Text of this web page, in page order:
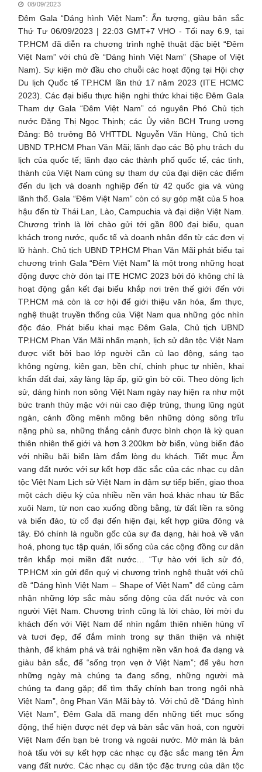
08/09/2023
Đêm Gala “Dáng hình Việt Nam”: Ấn tượng, giàu bản sắc
Thứ Tư 06/09/2023 | 22:03 GMT+7 VHO - Tối nay 6.9, tại
TP.HCM đã diễn ra chương trình nghệ thuật đặc biệt “Đêm
Việt Nam” với chủ đề “Dáng hình Việt Nam” (Shape of Việt
Nam). Sự kiện mở đầu cho chuỗi các hoạt động tại Hội chợ
Du lịch Quốc tế TP.HCM lần thứ 17 năm 2023 (ITE HCMC
2023). Các đại biểu thực hiện nghi thức khai tiệc Đêm Gala
Tham dự Gala “Đêm Việt Nam” có nguyên Phó Chủ tịch
nước Đặng Thị Ngọc Thịnh; các Ủy viên BCH Trung ương
Đảng: Bộ trưởng Bộ VHTTDL Nguyễn Văn Hùng, Chủ tịch
UBND TP.HCM Phan Văn Mãi; lãnh đạo các Bộ phụ trách du
lịch của quốc tế; lãnh đạo các thành phố quốc tế, các tỉnh,
thành của Việt Nam cùng sự tham dự của đại diện các điểm
đến du lịch và doanh nghiệp đến từ 42 quốc gia và vùng
lãnh thổ. Gala “Đêm Việt Nam” còn có sự góp mặt của 5 hoa
hậu đến từ Thái Lan, Lào, Campuchia và đại diện Việt Nam.
Chương trình là lời chào gửi tới gần 800 đại biểu, quan
khách trong nước, quốc tế và doanh nhân đến từ các đơn vị
lữ hành. Chủ tịch UBND TP.HCM Phan Văn Mãi phát biểu tại
chương trình Gala “Đêm Việt Nam” là một trong những hoạt
động được chờ đón tại ITE HCMC 2023 bởi đó không chỉ là
hoạt động gắn kết đại biểu khắp nơi trên thế giới đến với
TP.HCM mà còn là cơ hội để giới thiệu văn hóa, ẩm thực,
nghệ thuật truyền thống của Việt Nam qua những góc nhìn
độc đáo. Phát biểu khai mạc Đêm Gala, Chủ tịch UBND
TP.HCM Phan Văn Mãi nhấn mạnh, lịch sử dân tộc Việt Nam
được viết bởi bao lớp người cần cù lao động, sáng tạo
không ngừng, kiên gan, bền chí, chinh phục tự nhiên, khai
khẩn đất đai, xây làng lập ấp, giữ gìn bờ cõi. Theo dòng lịch
sử, dáng hình non sông Việt Nam ngày nay hiện ra như một
bức tranh thủy mặc với núi cao điệp trùng, thung lũng ngút
ngàn, cánh đồng mênh mông bên những dòng sông trĩu
nặng phù sa, những thắng cảnh được bình chọn là kỳ quan
thiên nhiên thế giới và hơn 3.200km bờ biển, vùng biển đảo
với nhiều bãi biển làm đắm lòng du khách. Tiết mục Âm
vang đất nước với sự kết hợp đặc sắc của các nhạc cụ dân
tộc Việt Nam Lịch sử Việt Nam in đậm sự tiếp biến, giao thoa
một cách diệu kỳ của nhiều nền văn hoá khác nhau từ Bắc
xuôi Nam, từ non cao xuống đồng bằng, từ đất liền ra sông
và biển đảo, từ cổ đại đến hiện đại, kết hợp giữa đông và
tây. Đó chính là nguồn gốc của sự đa dạng, hài hoà về văn
hoá, phong tục tập quán, lối sống của các cộng đồng cư dân
trên khắp mọi miền đất nước… “Tự hào với lịch sử đó,
TP.HCM xin gửi đến quý vị chương trình nghệ thuật với chủ
đề “Dáng hình Việt Nam – Shape of Việt Nam” để cùng cảm
nhận những lớp sắc màu sống động của đất nước và con
người Việt Nam. Chương trình cũng là lời chào, lời mời du
khách đến với Việt Nam để nhìn ngắm thiên nhiên hùng vĩ
và tươi đẹp, để đắm mình trong sự thân thiện và nhiệt
thành, để khám phá và trải nghiệm nền văn hoá đa dạng và
giàu bản sắc, để “sống trọn vẹn ở Việt Nam”; để yêu hơn
những ngày mà chúng ta đang sống, những người mà
chúng ta đang gặp; để tìm thấy chính bạn trong ngôi nhà
Việt Nam”, ông Phan Văn Mãi bày tỏ. Với chủ đề “Dáng hình
Việt Nam”, Đêm Gala đã mang đến những tiết mục sống
động, thể hiện được nét đẹp và bản sắc văn hoá, con người
Việt Nam đến bạn bè trong và ngoài nước. Mở màn là bản
hoà tấu với sự kết hợp các nhạc cụ đặc sắc mang tên Âm
vang đất nước. Các nhạc cụ dân tộc đặc trưng của dân tộc